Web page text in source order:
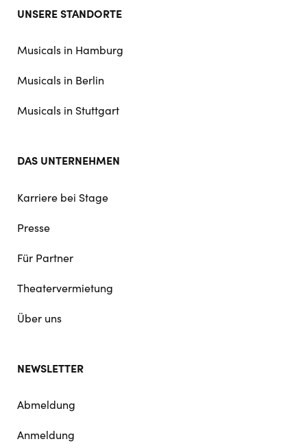
doormat
UNSERE STANDORTE
Musicals in Hamburg
Musicals in Berlin
Musicals in Stuttgart
DAS UNTERNEHMEN
Karriere bei Stage
Presse
Für Partner
Theatervermietung
Über uns
NEWSLETTER
Abmeldung
Anmeldung